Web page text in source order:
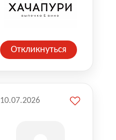
Откликнуться
10.07.2026